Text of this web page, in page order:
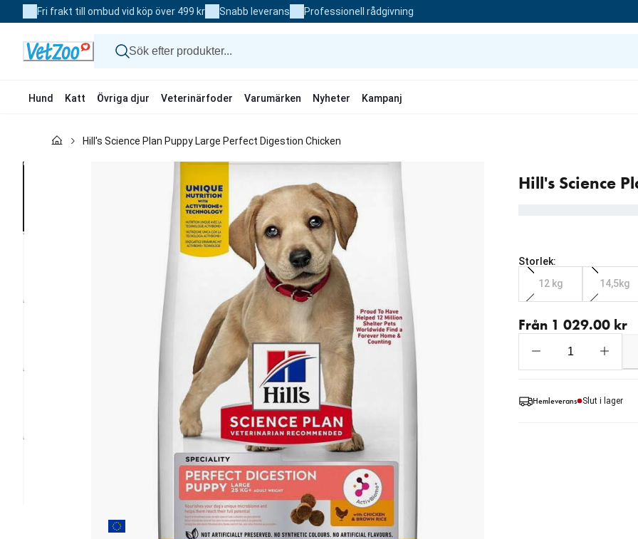
to
Fri frakt till ombud vid köp över 499 kr Snabb leverans Professionell rådgivning
Hund Katt Övriga djur Veterinärfoder Varumärken Nyheter Kampanj
Hill's Science Plan Puppy Large Perfect Digestion Chicken
Hill's Science
Storlek:
12 kg
14,5kg
Från 1 029.00 kr
Hemleverans Slut i lager